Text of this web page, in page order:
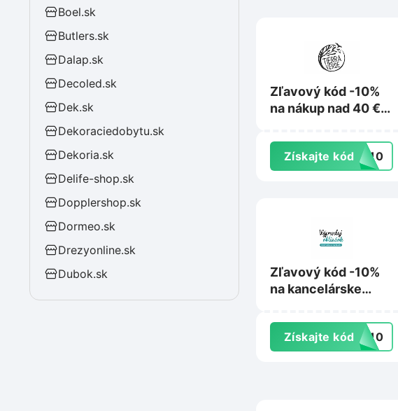
Boel.sk
Butlers.sk
Dalap.sk
Decoled.sk
Dek.sk
Dekoraciedobytu.sk
Dekoria.sk
Delife-shop.sk
Dopplershop.sk
Dormeo.sk
Drezyonline.sk
Dubok.sk
Zľavový kód -10%
na nákup nad 40 €
Získajte kód IL10
Zľavový kód -10%
na kancelárske
Vypredajobliecok.sk
Získajte kód IA10